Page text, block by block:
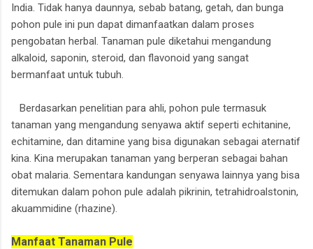
India. Tidak hanya daunnya, sebab batang, getah, dan bunga
pohon pule ini pun dapat dimanfaatkan dalam proses
pengobatan herbal. Tanaman pule diketahui mengandung
alkaloid, saponin, steroid, dan flavonoid yang sangat
bermanfaat untuk tubuh.
Berdasarkan penelitian para ahli, pohon pule termasuk
tanaman yang mengandung senyawa aktif seperti echitanine,
echitamine, dan ditamine yang bisa digunakan sebagai aternatif
kina. Kina merupakan tanaman yang berperan sebagai bahan
obat malaria. Sementara kandungan senyawa lainnya yang bisa
ditemukan dalam pohon pule adalah pikrinin, tetrahidroalstonin,
akuammidine (rhazine).
Manfaat Tanaman Pule